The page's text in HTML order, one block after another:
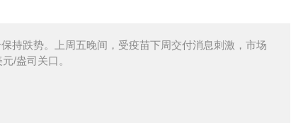
持跌势。上周五晚间，受疫苗下周交付消息刺激，市场
/盎司关口。